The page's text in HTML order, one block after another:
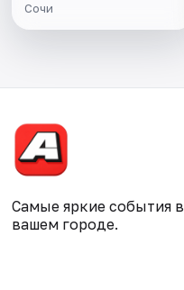
Сочи
Самые яркие события в
вашем городе.